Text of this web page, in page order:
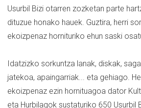
Usurbil Bizi otarren zozketan parte
dituzue honako hauek. Guztira, herri
ekoizpenaz hornituriko ehun saski
Idatzizko sorkuntza lanak, diskak,
jatekoa, apaingarriak... eta gehiago.
ekoizpenaz ezin hornituagoa dator
eta Hurbilagok sustaturiko 650 Usurbil